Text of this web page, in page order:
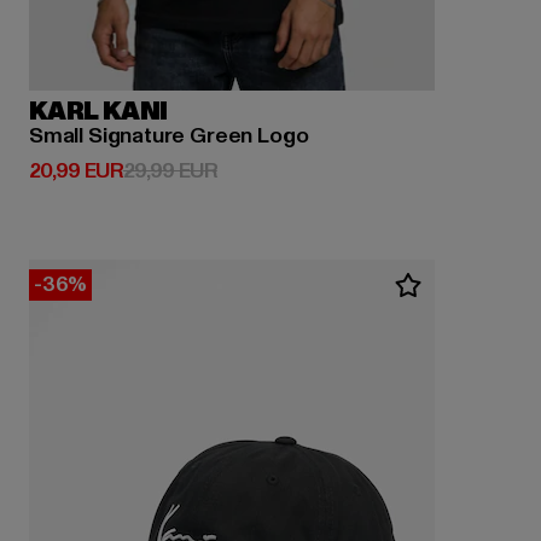
KARL KANI
Small Signature Green Logo
20,99 EUR
Derzeitiger Preis: 20,99 EUR
29,99 EURAktionspreis: 29,99 EUR
-36%